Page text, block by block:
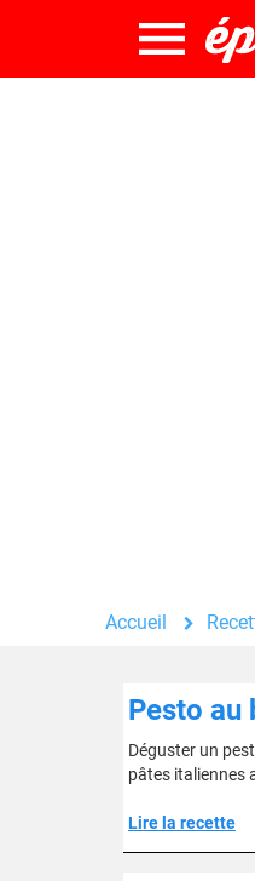
Accueil
Pesto au
Déguster un
pâtes italiennes
Lire la recette